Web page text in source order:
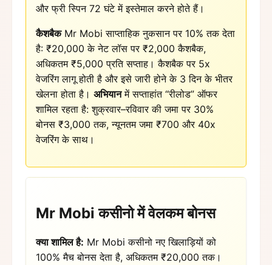
और फ्री स्पिन 72 घंटे में इस्तेमाल करने होते हैं।
कैशबैकMr Mobi साप्ताहिक नुकसान पर 10% तक देता
है: ₹20,000 के नेट लॉस पर ₹2,000 कैशबैक,
अधिकतम ₹5,000 प्रति सप्ताह। कैशबैक पर 5x
वेजरिंग लागू होती है और इसे जारी होने के 3 दिन के भीतर
खेलना होता है।अभियानमें सप्ताहांत “रीलोड” ऑफर
शामिल रहता है: शुक्रवार–रविवार की जमा पर 30%
बोनस ₹3,000 तक, न्यूनतम जमा ₹700 और 40x
वेजरिंग के साथ।
Mr Mobi कसीनो में वेलकम बोनस
क्या शामिल है: Mr Mobi कसीनो नए खिलाड़ियों को
100% मैच बोनस देता है, अधिकतम ₹20,000 तक।